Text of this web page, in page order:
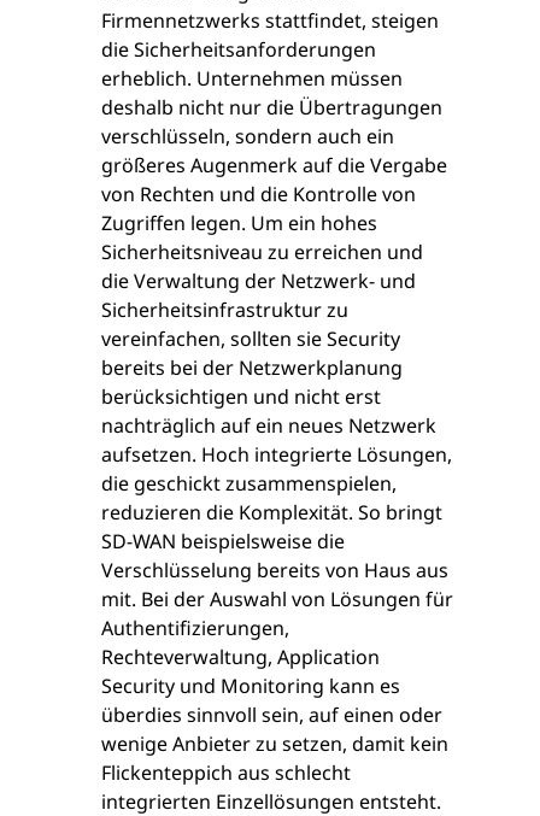
Firmennetzwerks stattfindet, steigen
die Sicherheitsanforderungen
erheblich. Unternehmen müssen
deshalb nicht nur die Übertragungen
verschlüsseln, sondern auch ein
größeres Augenmerk auf die Vergabe
von Rechten und die Kontrolle von
Zugriffen legen. Um ein hohes
Sicherheitsniveau zu erreichen und
die Verwaltung der Netzwerk- und
Sicherheitsinfrastruktur zu
vereinfachen, sollten sie Security
bereits bei der Netzwerkplanung
berücksichtigen und nicht erst
nachträglich auf ein neues Netzwerk
aufsetzen. Hoch integrierte Lösungen,
die geschickt zusammenspielen,
reduzieren die Komplexität. So bringt
SD-WAN beispielsweise die
Verschlüsselung bereits von Haus aus
mit. Bei der Auswahl von Lösungen für
Authentifizierungen,
Rechteverwaltung, Application
Security und Monitoring kann es
überdies sinnvoll sein, auf einen oder
wenige Anbieter zu setzen, damit kein
Flickenteppich aus schlecht
integrierten Einzellösungen entsteht.